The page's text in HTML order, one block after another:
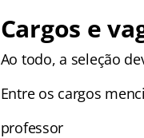
Cargos e
Ao todo, a seleção
Entre os cargos
professor